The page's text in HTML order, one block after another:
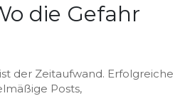
die Gefahr
der Zeitaufwand. Erfolgreiche
Posts,